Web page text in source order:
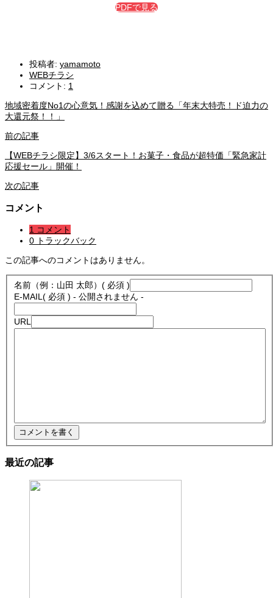
PDFで見る
投稿者: yamamoto
WEBチラシ
コメント: 1
地域密着度No1の心意気！感謝を込めて贈る「年末大特売！ド迫力の
大還元祭！！」
前の記事
【WEBチラシ限定】3/6スタート！お菓子・食品が超特価「緊急家計
応援セール」開催！
次の記事
コメント
1 コメント
0 トラックバック
この記事へのコメントはありません。
名前（例：山田 太郎） ( 必須 )
E-MAIL( 必須 ) - 公開されません -
URL
最近の記事